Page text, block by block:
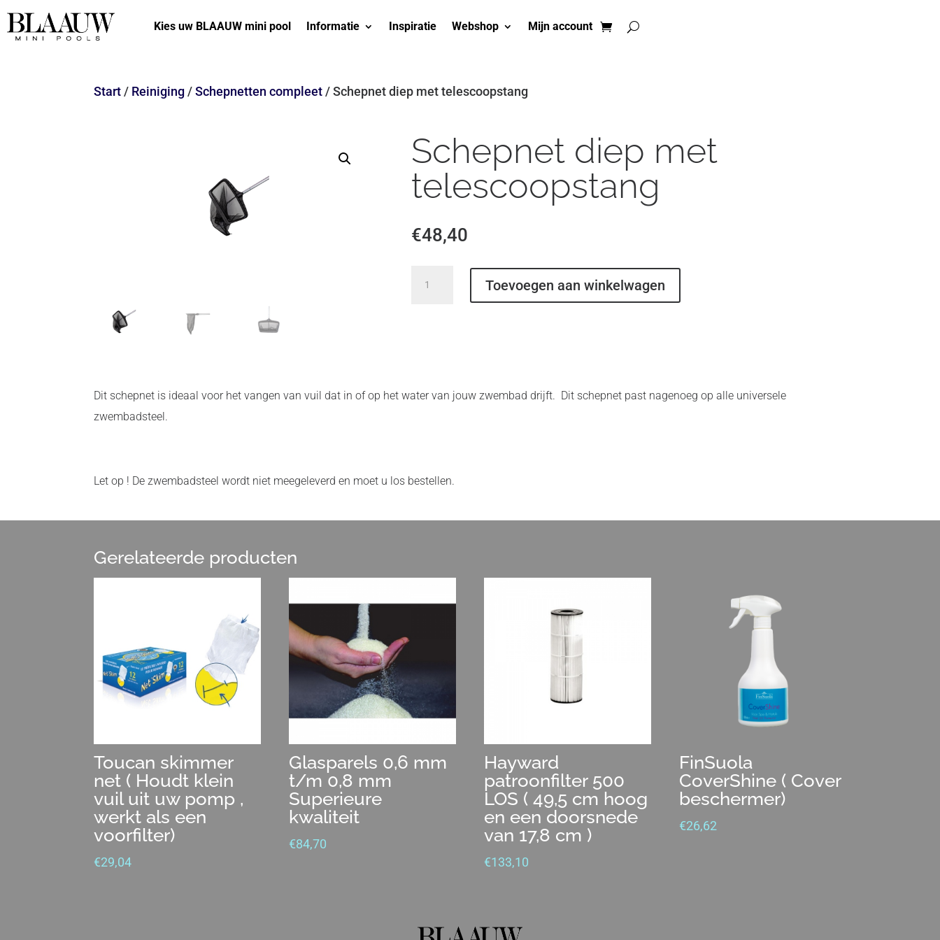
Kies uw BLAAUW mini pool Informatie Inspiratie Webshop Mijn account
Start/ Reiniging/Schepnetten compleet/ Schepnet diep met telescoopstang
Schepnet diep met
telescoopstang
€48,40
Toevoegen aan winkelwagen
Dit schepnet is ideaal voor het vangen van vuil dat in of op het water van jouw zwembad drijft. Dit schepnet past nagenoeg op alle universele
zwembadsteel.
Let op ! De zwembadsteel wordt niet meegeleverd en moet u los bestellen.
Gerelateerde producten
Toucan skimmer
net ( Houdt klein
vuil uit uw pomp ,
werkt als een
voorfilter)
€29,04
Glasparels 0,6 mm
t/m 0,8 mm
Superieure
kwaliteit
€84,70
Hayward
patroonfilter 500
LOS ( 49,5 cm hoog
en een doorsnede
van 17,8 cm )
€133,10
FinSuola
CoverShine ( Cover
beschermer)
€26,62